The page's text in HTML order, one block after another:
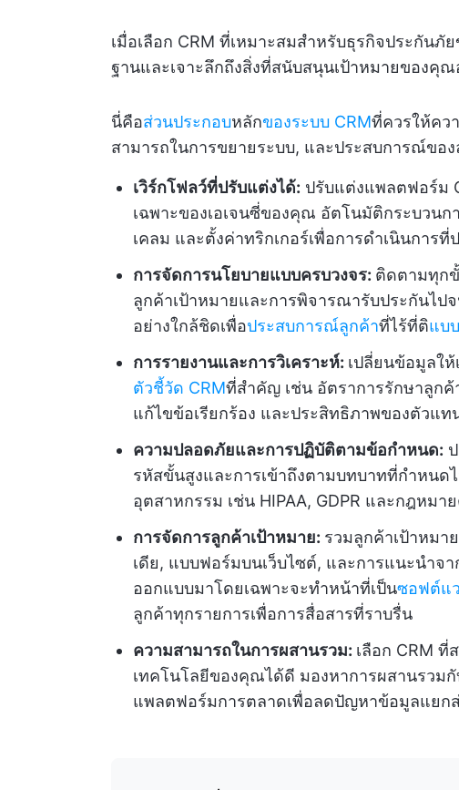
เมื่อเลือก CRM ที่เหมาะสมสำหรับธุรกิจประกัน
ฐานและเจาะลึกถึงสิ่งที่สนับสนุนเป้าหมายของคุณ
นี่คือส่วนประกอบหลักของระบบ CRMที่ควรให้คว
สามารถในการขยายระบบ, และประสบการณ์ของ
เวิร์กโฟลว์ที่ปรับแต่งได้: ปรับแต่งแพลตฟอร์ม
เฉพาะของเอเจนซี่ของคุณ อัตโนมัติกระบวน
เคลม และตั้งค่าทริกเกอร์เพื่อการดำเนินการ
การจัดการนโยบายแบบครบวงจร: ติดตามทุก
ลูกค้าเป้าหมายและการพิจารณารับประกันไ
อย่างใกล้ชิดเพื่อประสบการณ์ลูกค้าที่ไร้ที่ติแบ
การรายงานและการวิเคราะห์: เปลี่ยนข้อมูลใ
ตัวชี้วัด CRMที่สำคัญ เช่น อัตราการรักษาลูกค้
แก้ไขข้อเรียกร้อง และประสิทธิภาพของตัวแ
ความปลอดภัยและการปฏิบัติตามข้อกำหนด:
รหัสขั้นสูงและการเข้าถึงตามบทบาทที่กำหนด
อุตสาหกรรม เช่น HIPAA, GDPR และกฎหมา
การจัดการลูกค้าเป้าหมาย: รวมลูกค้าเป้าหม
เดีย, แบบฟอร์มบนเว็บไซต์, และการแนะนำจ
ออกแบบมาโดยเฉพาะจะทำหน้าที่เป็นซอฟต์แ
ลูกค้าทุกรายการเพื่อการสื่อสารที่ราบรื่น
ความสามารถในการผสานรวม: เลือก CRM ที่
เทคโนโลยีของคุณได้ดี มองหาการผสานรวม
แพลตฟอร์มการตลาดเพื่อลดปัญหาข้อมูลแยก